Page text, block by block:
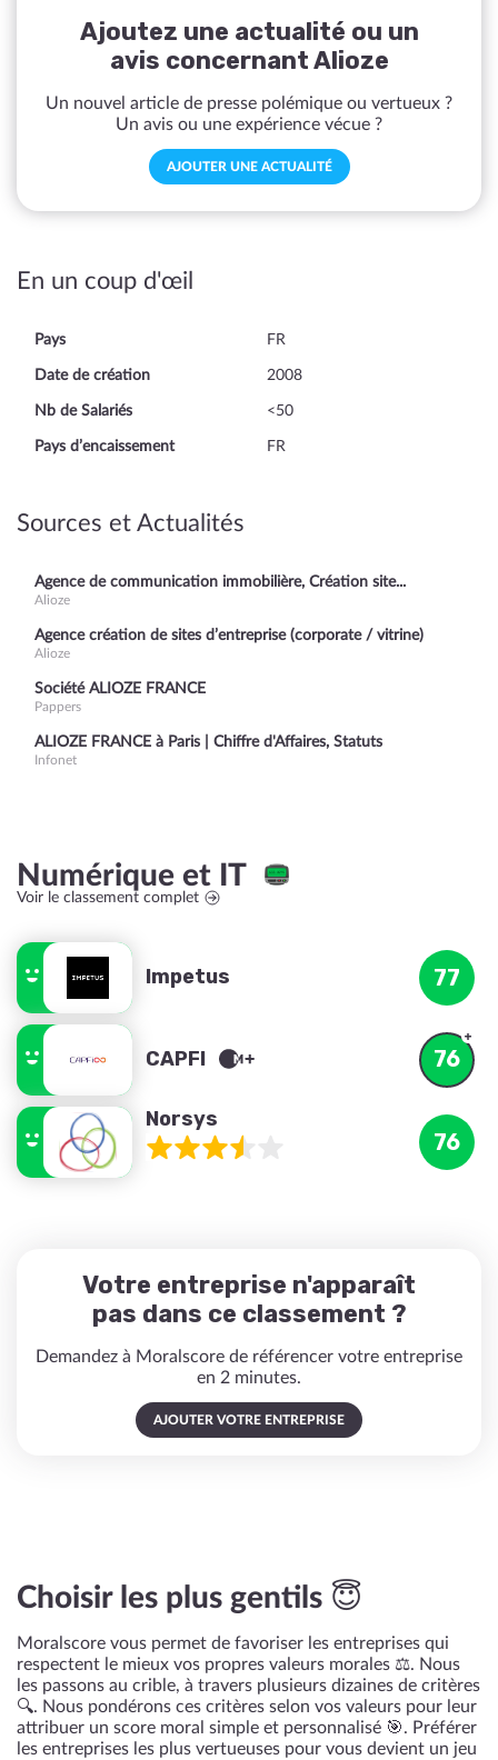
Ajoutez une actualité ou un
avis concernant Alioze
Un nouvel article de presse polémique ou vertueux ?
Un avis ou une expérience vécue ?
AJOUTER UNE ACTUALITÉ
En un coup d'œil
Pays FR
Date de création 2008
Nb de Salariés <50
Pays d’encaissement FR
Sources et Actualités
Agence de communication immobilière, Création site...
Alioze
Agence création de sites d’entreprise (corporate / vitrine)
Alioze
Société ALIOZE FRANCE
Pappers
ALIOZE FRANCE à Paris | Chiffre d'Affaires, Statuts
Infonet
Numérique et IT
Voir le classement complet
Impetus 77
CAPFI 76
Norsys
76
Votre entreprise n'apparaît
pas dans ce classement ?
Demandez à Moralscore de référencer votre entreprise
en 2 minutes.
AJOUTER VOTRE ENTREPRISE
Choisir les plus gentils 😇
Moralscore vous permet de favoriser les entreprises qui
respectent le mieux vos propres valeurs morales ⚖️. Nous
les passons au crible, à travers plusieurs dizaines de critères
🔍. Nous pondérons ces critères selon vos valeurs pour leur
attribuer un score moral simple et personnalisé 🎯. Préférer
les entreprises les plus vertueuses pour vous devient un jeu